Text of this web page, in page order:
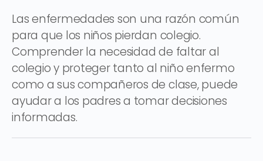
Las enfermedades son una razón común
para que los niños pierdan colegio.
Comprender la necesidad de faltar al
colegio y proteger tanto al niño enfermo
como a sus compañeros de clase, puede
ayudar a los padres a tomar decisiones
informadas.